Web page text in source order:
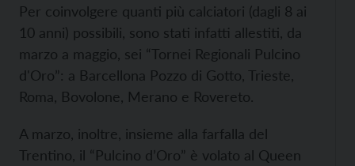
Per coinvolgere quanti più calciatori (dagli 8 ai
10 anni) possibili, sono stati infatti allestiti, da
marzo a maggio, sei “Tornei Regionali Pulcino
d'Oro”: a Barcellona Pozzo di Gotto, Trieste,
Roma, Bovolone, Merano e Rovereto.
A marzo, inoltre, insieme alla farfalla del
Trentino, il “Pulcino d’Oro” è volato al Queen